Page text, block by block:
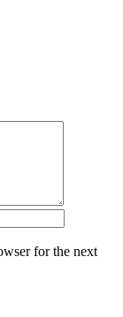
for the next